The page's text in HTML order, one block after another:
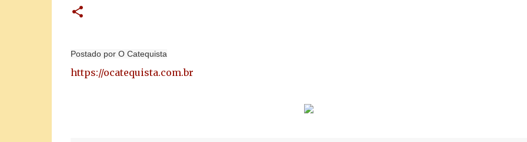
Postado por O Catequista
https://ocatequista.com.br